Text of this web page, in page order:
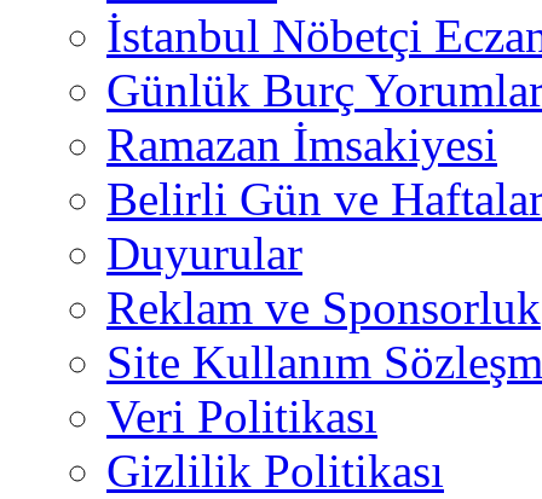
İstanbul Nöbetçi
Günlük Burç
Ramazan İmsakiyesi
Belirli Gün ve
Duyurular
Reklam ve Sponsorluk
Site Kullanım
Veri Politikası
Gizlilik Politikası